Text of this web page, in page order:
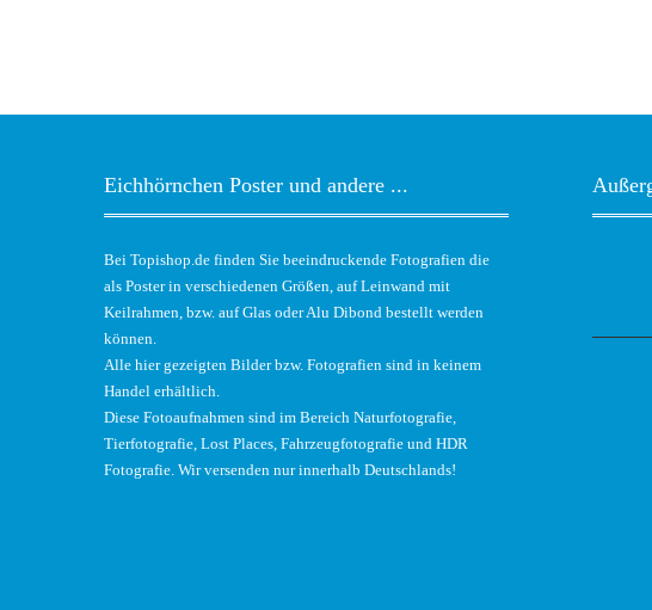
Eichhörnchen Poster und andere ...
Bei Topishop.de finden Sie beeindruckende Fotografien die
als Poster in verschiedenen Größen, auf Leinwand mit
Keilrahmen, bzw. auf Glas oder Alu Dibond bestellt werden
können.
Alle hier gezeigten Bilder bzw. Fotografien sind in keinem
Handel erhältlich.
Diese Fotoaufnahmen sind im Bereich Naturfotografie,
Tierfotografie, Lost Places, Fahrzeugfotografie und HDR
Fotografie. Wir versenden nur innerhalb Deutschlands!